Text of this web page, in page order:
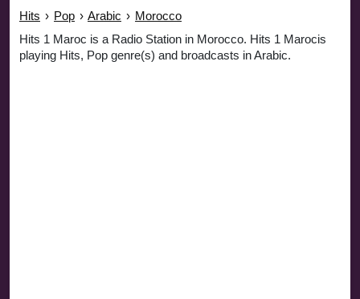
Hits › Pop › Arabic › Morocco
Hits 1 Maroc is a Radio Station in Morocco. Hits 1 Marocis
playing Hits, Pop genre(s) and broadcasts in Arabic.